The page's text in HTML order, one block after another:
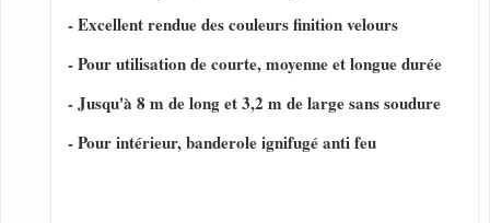
- Excellent rendue des couleurs finition velours
- Pour utilisation de courte, moyenne et longue durée
- Jusqu'à 8 m de long et 3,2 m de large sans soudure
- Pour intérieur, banderole ignifugé anti feu